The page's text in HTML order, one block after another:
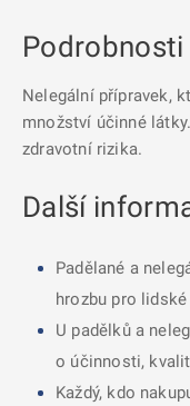
Podrobnosti
Nelegální přípravek,
množství účinné
zdravotní rizika.
Další
Padělané a
hrozbu pro lidské
U padělků a
o účinnosti,
Každý, kdo